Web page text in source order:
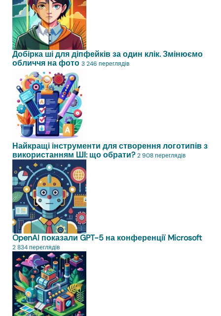
Добірка ші для діпфейків за один клік. Змінюємо
обличчя на фото 3 246 переглядів
Найкращі інструменти для створення логотипів з
використанням ШІ: що обрати? 2 908 переглядів
OpenAI показали GPT-5 на конференції Microsoft
2 834 переглядів